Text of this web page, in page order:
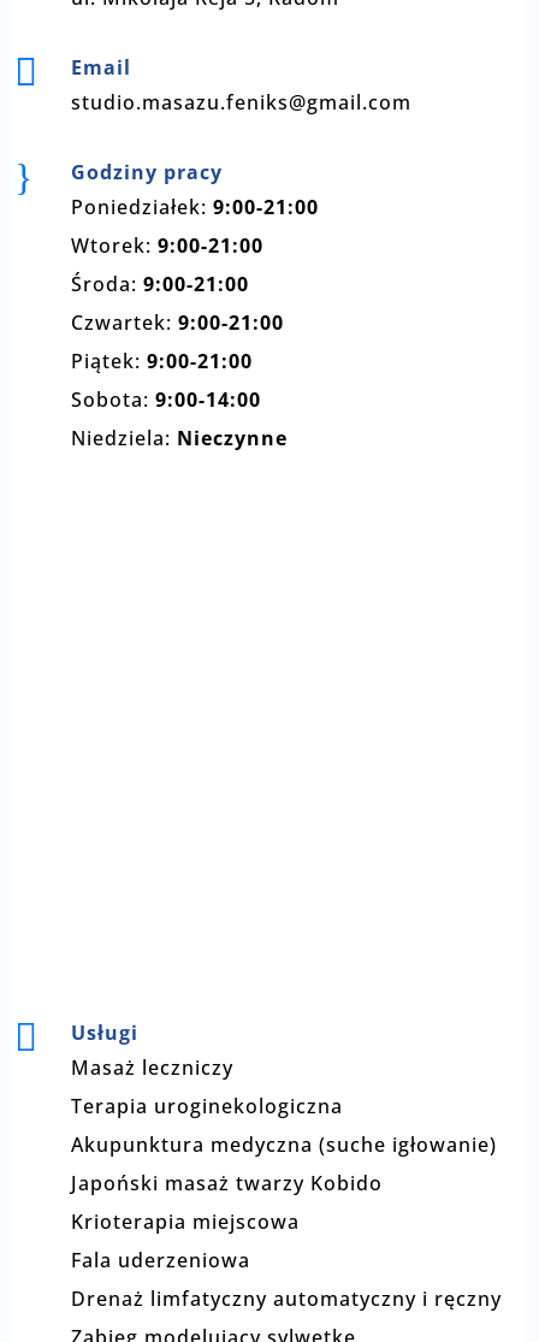

Email
studio.masazu.feniks@gmail.com
}
Godziny pracy
Poniedziałek: 9:00-21:00
Wtorek: 9:00-21:00
Środa: 9:00-21:00
Czwartek: 9:00-21:00
Piątek: 9:00-21:00
Sobota: 9:00-14:00
Niedziela: Nieczynne

Usługi
Masaż leczniczy
Terapia uroginekologiczna
Akupunktura medyczna (suche igłowanie)
Japoński masaż twarzy Kobido
Krioterapia miejscowa
Fala uderzeniowa
Drenaż limfatyczny automatyczny i ręczny